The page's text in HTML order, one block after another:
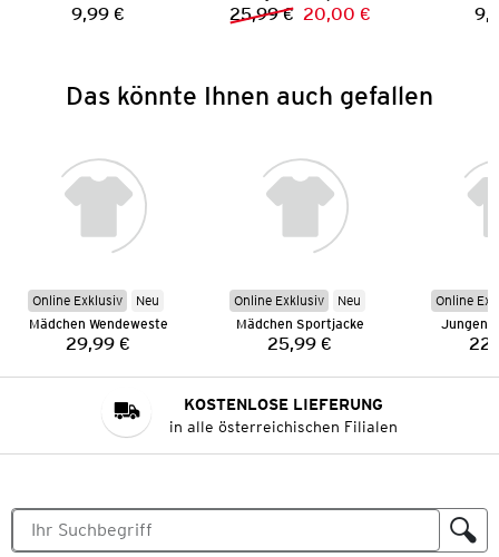
Preis:
9,99 € Vorheriger Preis:
25,99 € Neuer Preis:
20,00 €
Das könnte Ihnen auch gefallen
Online Exklusiv
Neu
Mädchen Wendeweste
Preis:
29,99 €
Online Exklusiv
Neu
Mädchen Sportjacke
Preis:
25,99 €
Online
Jungen
KOSTENLOSE LIEFERUNG
in alle österreichischen Filialen